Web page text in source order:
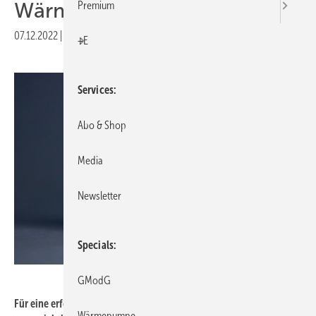
Wärmepumpen
07.12.2022 Druckvorschau
Für eine erfolgreiche Energiewende ist grüner Wasserstoff
Premium
+E
Services
Abo & Shop
Media
Newsletter
Specials
GModG